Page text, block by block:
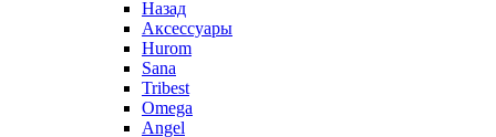
Назад
Аксессуары
Hurom
Sana
Tribest
Omega
Angel